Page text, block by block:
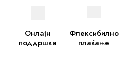
Онлајн
поддршка
Флексибилно
плаќање